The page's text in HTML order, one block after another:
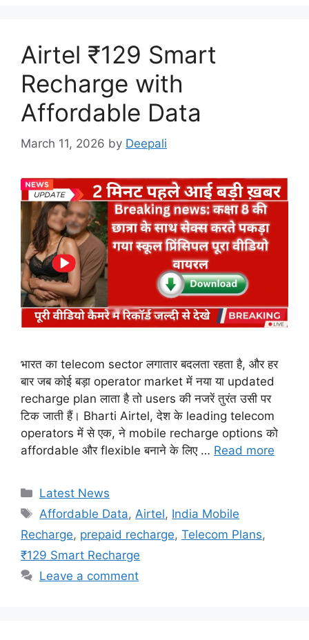
Airtel ₹129 Smart
Recharge with
Affordable Data
March 11, 2026 by Deepali
भारत का telecom sector लगातार बदलता रहता है, और हर
बार जब कोई बड़ा operator market में नया या updated
recharge plan लाता है तो users की नजरें तुरंत उसी पर
टिक जाती हैं। Bharti Airtel, देश के leading telecom
operators में से एक, ने mobile recharge options को
affordable और flexible बनाने के लिए … Read more
Categories
Latest News
Tags
Affordable Data, Airtel, India Mobile
Recharge, prepaid recharge, Telecom Plans,
₹129 Smart Recharge
Leave a comment